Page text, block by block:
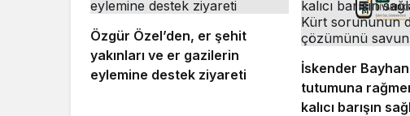
Özgür Özel’den, er şehit
yakınları ve er gazilerin
eylemine destek ziyareti
İskender
tutumuna
kalıcı barışın